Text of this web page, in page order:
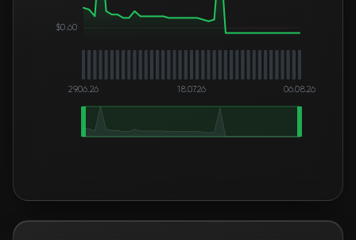
$0.60
29.06.26 18.07.26 06.08.26